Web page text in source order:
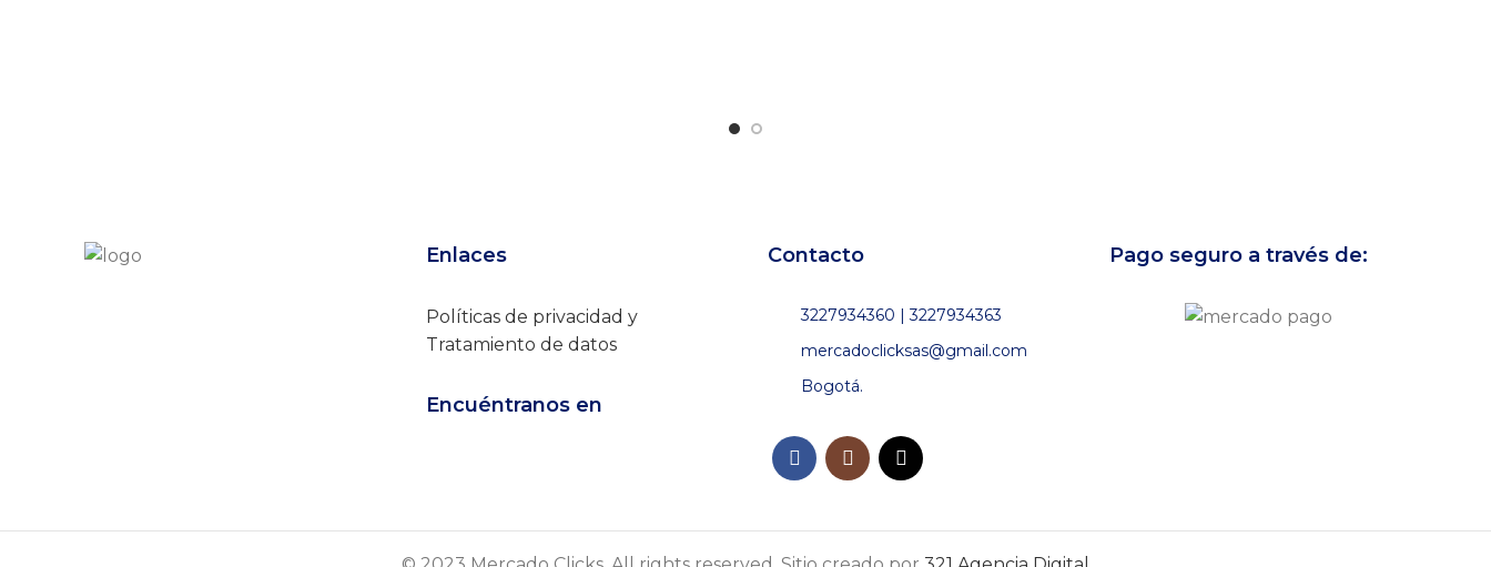
Enlaces
Políticas de privacidad y
Tratamiento de datos
Encuéntranos en
Contacto
3227934360 | 3227934363
mercadoclicksas@gmail.com
Bogotá.
Pago seguro a través de: